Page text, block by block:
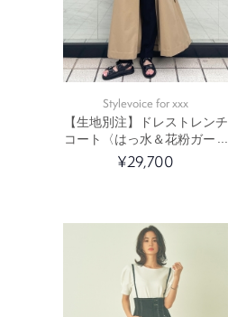
Stylevoice for xxx
【生地別注】ドレストレンチ
コート〈はっ水＆花粉ガード
加工〉
¥29,700